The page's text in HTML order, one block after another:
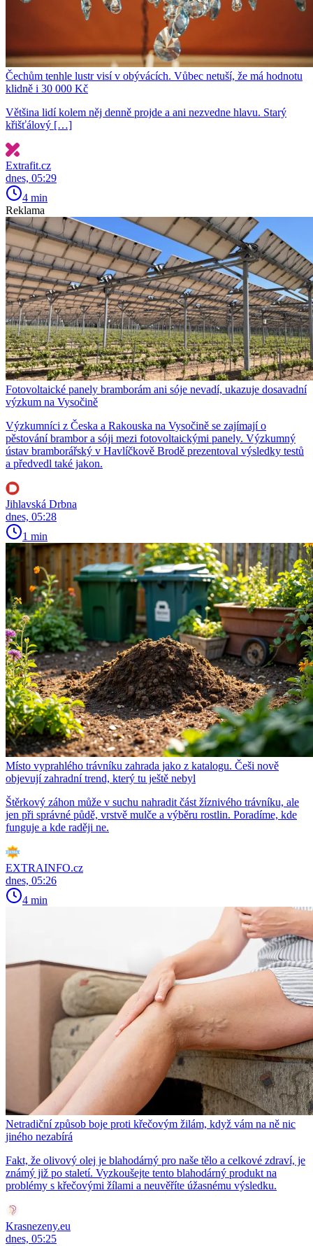
Čechům tenhle lustr visí v obývácích. Vůbec netuší, že má hodnotu
klidně i 30 000 Kč
Většina lidí kolem něj denně projde a ani nezvedne hlavu. Starý
křišťálový […]
Extrafit.cz
dnes, 05:29
4 min
Reklama
Fotovoltaické panely bramborám ani sóje nevadí, ukazuje dosavadní
výzkum na Vysočině
Výzkumníci z Česka a Rakouska na Vysočině se zajímají o
pěstování brambor a sóji mezi fotovoltaickými panely. Výzkumný
ústav bramborářský v Havlíčkově Brodě prezentoval výsledky testů
a předvedl také jakon.
Jihlavská Drbna
dnes, 05:28
1 min
Místo vyprahlého trávníku zahrada jako z katalogu. Češi nově
objevují zahradní trend, který tu ještě nebyl
Štěrkový záhon může v suchu nahradit část žíznivého trávníku, ale
jen při správné půdě, vrstvě mulče a výběru rostlin. Poradíme, kde
funguje a kde raději ne.
EXTRAINFO.cz
dnes, 05:26
4 min
Netradiční způsob boje proti křečovým žilám, když vám na ně nic
jiného nezabírá
Fakt, že olivový olej je blahodárný pro naše tělo a celkové zdraví, je
známý již po staletí. Vyzkoušejte tento blahodárný produkt na
problémy s křečovými žílami a neuvěříte úžasnému výsledku.
Krasnezeny.eu
dnes, 05:25